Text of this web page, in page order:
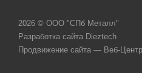
2026 © ООО "СПб Металл"
Разработка сайта Dieztech
Продвижение сайта — Веб-Центр